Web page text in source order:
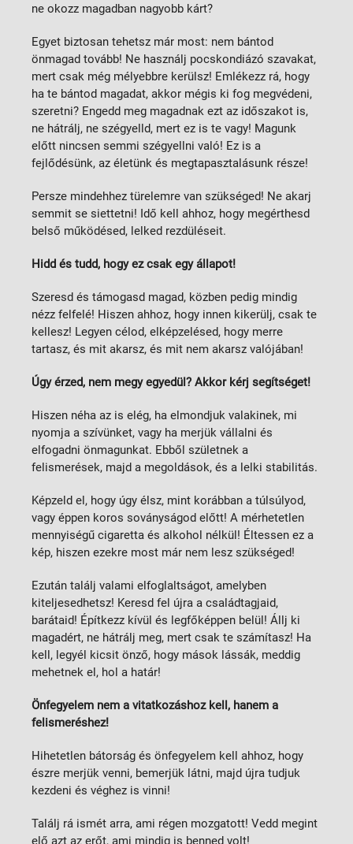
ne okozz magadban nagyobb kárt?
Egyet biztosan tehetsz már most: nem bántod
önmagad tovább! Ne használj pocskondiázó szavakat,
mert csak még mélyebbre kerülsz! Emlékezz rá, hogy
ha te bántod magadat, akkor mégis ki fog megvédeni,
szeretni? Engedd meg magadnak ezt az időszakot is,
ne hátrálj, ne szégyelld, mert ez is te vagy! Magunk
előtt nincsen semmi szégyellni való! Ez is a
fejlődésünk, az életünk és megtapasztalásunk része!
Persze mindehhez türelemre van szükséged! Ne akarj
semmit se siettetni! Idő kell ahhoz, hogy megérthesd
belső működésed, lelked rezdüléseit.
Hidd és tudd, hogy ez csak egy állapot!
Szeresd és támogasd magad, közben pedig mindig
nézz felfelé! Hiszen ahhoz, hogy innen kikerülj, csak te
kellesz! Legyen célod, elképzelésed, hogy merre
tartasz, és mit akarsz, és mit nem akarsz valójában!
Úgy érzed, nem megy egyedül? Akkor kérj segítséget!
Hiszen néha az is elég, ha elmondjuk valakinek, mi
nyomja a szívünket, vagy ha merjük vállalni és
elfogadni önmagunkat. Ebből születnek a
felismerések, majd a megoldások, és a lelki stabilitás.
Képzeld el, hogy úgy élsz, mint korábban a túlsúlyod,
vagy éppen koros soványságod előtt! A mérhetetlen
mennyiségű cigaretta és alkohol nélkül! Éltessen ez a
kép, hiszen ezekre most már nem lesz szükséged!
Ezután találj valami elfoglaltságot, amelyben
kiteljesedhetsz! Keresd fel újra a családtagjaid,
barátaid! Építkezz kívül és legfőképpen belül! Állj ki
magadért, ne hátrálj meg, mert csak te számítasz! Ha
kell, legyél kicsit önző, hogy mások lássák, meddig
mehetnek el, hol a határ!
Önfegyelem nem a vitatkozáshoz kell, hanem a
felismeréshez!
Hihetetlen bátorság és önfegyelem kell ahhoz, hogy
észre merjük venni, bemerjük látni, majd újra tudjuk
kezdeni és véghez is vinni!
Találj rá ismét arra, ami régen mozgatott! Vedd megint
elő azt az erőt, ami mindig is benned volt!